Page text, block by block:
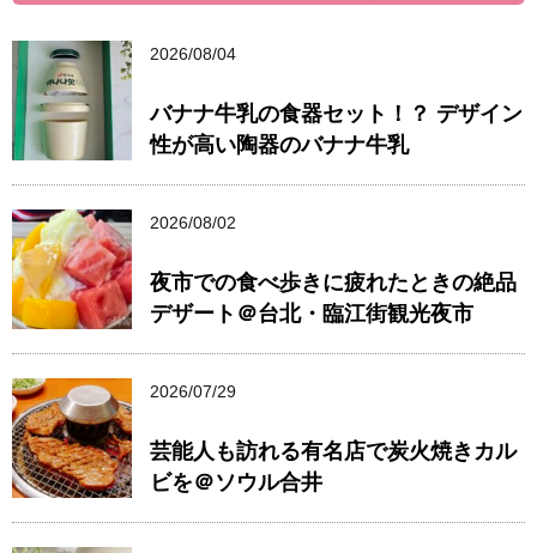
2026/08/04
バナナ牛乳の食器セット！？ デザイン
性が高い陶器のバナナ牛乳
2026/08/02
夜市での食べ歩きに疲れたときの絶品
デザート＠台北・臨江街観光夜市
2026/07/29
芸能人も訪れる有名店で炭火焼きカル
ビを＠ソウル合井